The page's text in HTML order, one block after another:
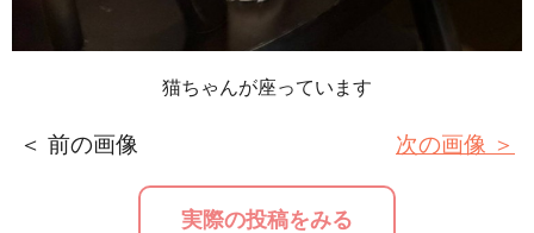
猫ちゃんが座っています
＜ 前の画像
実際の投稿をみる
次の画像 ＞